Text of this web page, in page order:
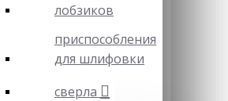
лобзиков
приспособления
для шлифовки
сверла